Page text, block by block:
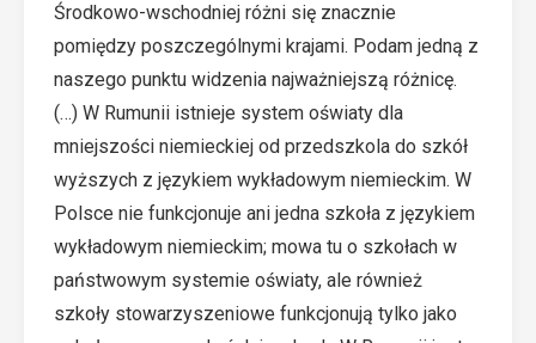
Środkowo-wschodniej różni się znacznie
pomiędzy poszczególnymi krajami. Podam jedną z
naszego punktu widzenia najważniejszą różnicę.
(…) W Rumunii istnieje system oświaty dla
mniejszości niemieckiej od przedszkola do szkół
wyższych z językiem wykładowym niemieckim. W
Polsce nie funkcjonuje ani jedna szkoła z językiem
wykładowym niemieckim; mowa tu o szkołach w
państwowym systemie oświaty, ale również
szkoły stowarzyszeniowe funkcjonują tylko jako